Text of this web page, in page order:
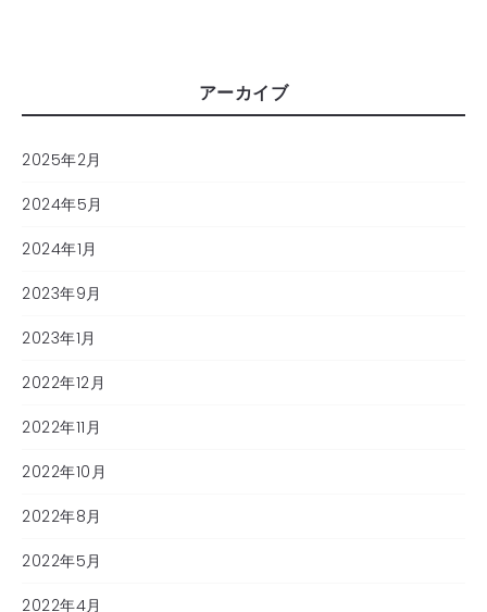
アーカイブ
2025年2月
2024年5月
2024年1月
2023年9月
2023年1月
2022年12月
2022年11月
2022年10月
2022年8月
2022年5月
2022年4月